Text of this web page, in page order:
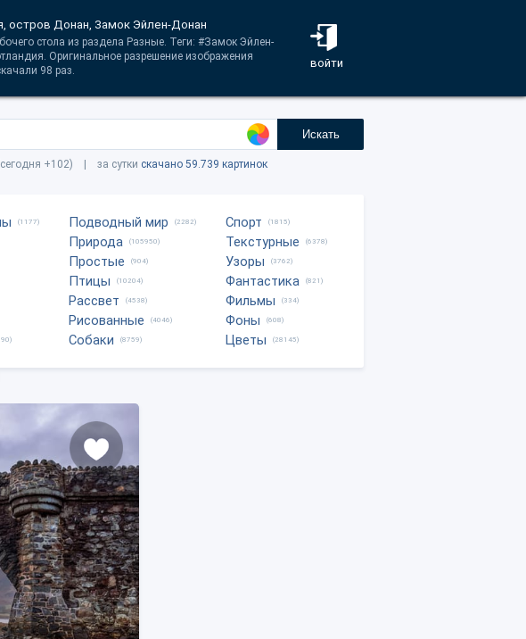
войти
остров Донан, Замок Эйлен-Донан
стола из раздела Разные. Теги: #Замок Эйлен-
Оригинальное разрешение изображения
98 раз.
Искать
+102) | за сутки скачано 59.739 картинок
(1177) Подводный мир (2282)
Природа (105950)
Простые (904)
Птицы (10204)
Рассвет (4538)
Рисованные (4046)
Собаки (8759)
Спорт (1815)
Текстурные (6378)
Узоры (3762)
Фантастика (821)
Фильмы (334)
Фоны (608)
Цветы (28145)